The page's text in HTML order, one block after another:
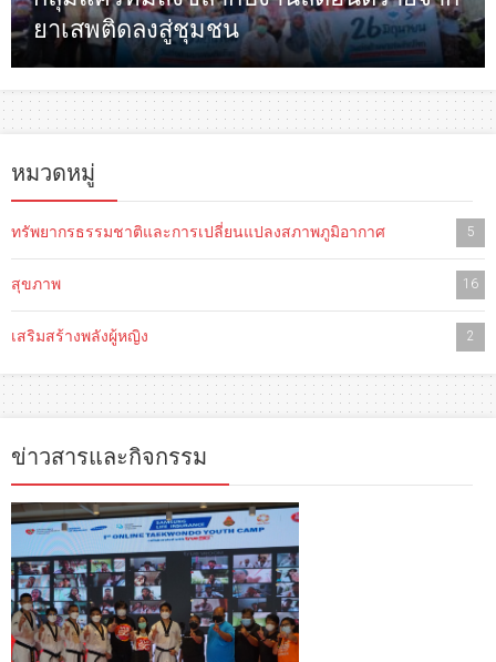
ยาเสพติดลงสู่ชุมชน
หมวดหมู่
ทรัพยากรธรรมชาติและการเปลี่ยนแปลงสภาพภูมิอากาศ 5
สุขภาพ 16
เสริมสร้างพลังผู้หญิง 2
ข่าวสารและกิจกรรม